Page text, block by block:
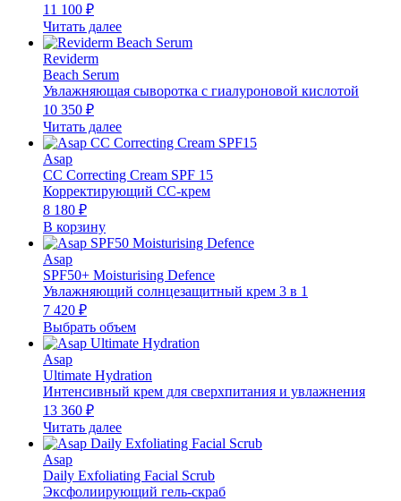
11 100 ₽
Читать далее
Reviderm
Beach Serum
Увлажняющая сыворотка с гиалуроновой кислотой
10 350 ₽
Читать далее
Asap
CC Correcting Cream SPF 15
Корректирующий СС-крем
8 180 ₽
В корзину
Asap
SPF50+ Moisturising Defence
Увлажняющий солнцезащитный крем 3 в 1
7 420 ₽
Выбрать объем
Asap
Ultimate Hydration
Интенсивный крем для сверхпитания и увлажнения
13 360 ₽
Читать далее
Asap
Daily Exfoliating Facial Scrub
Эксфолиирующий гель-скраб